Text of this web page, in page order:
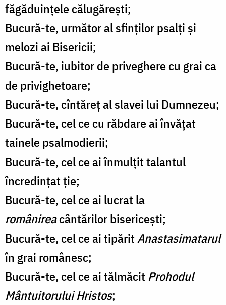
făgăduințele călugărești;
Bucură-te, următor al sfinților psalți și
melozi ai Bisericii;
Bucură-te, iubitor de priveghere cu grai ca
de privighetoare;
Bucură-te, cîntăreț al slavei lui Dumnezeu;
Bucură-te, cel ce cu răbdare ai învățat
tainele psalmodierii;
Bucură-te, cel ce ai înmulțit talantul
încredințat ție;
Bucură-te, cel ce ai lucrat la
românireacântărilor bisericești;
Bucură-te, cel ce ai tipăritAnastasimatarul
în grai românesc;
Bucură-te, cel ce ai tălmăcit Prohodul
Mântuitorului Hristos;